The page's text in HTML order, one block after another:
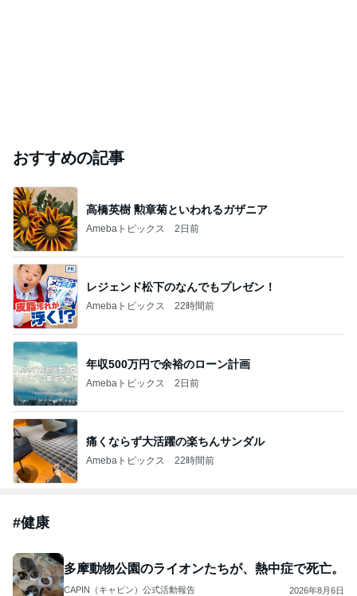
おすすめの記事
高橋英樹 勲章菊といわれるガザニア
Amebaトピックス 2日前
レジェンド松下のなんでもプレゼン！
Amebaトピックス 22時間前
年収500万円で余裕のローン計画
Amebaトピックス 2日前
痛くならず大活躍の楽ちんサンダル
Amebaトピックス 22時間前
#健康
多摩動物公園のライオンたちが、熱中症で死亡。
CAPIN（キャピン）公式活動報告 2026年8月6日